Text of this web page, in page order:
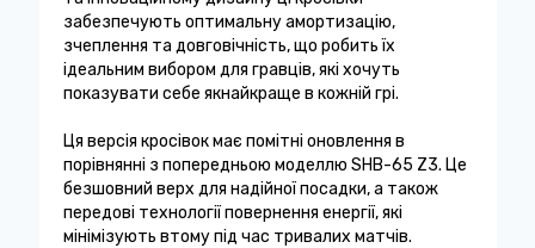
забезпечують оптимальну амортизацію,
зчеплення та довговічність, що робить їх
ідеальним вибором для гравців, які хочуть
показувати себе якнайкраще в кожній грі.
Ця версія кросівок має помітні оновлення в
порівнянні з попередньою моделлю SHB-65 Z3. Це
безшовний верх для надійної посадки, а також
передові технології повернення енергії, які
мінімізують втому під час тривалих матчів.